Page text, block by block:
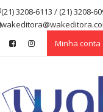
(21) 3208-6113 / (21) 3208-
Minha conta